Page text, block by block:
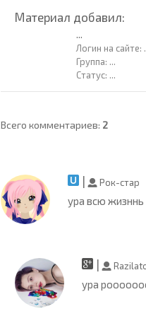
Материал добавил:
...
Логин на сайте:
Группа: ...
Статус: ...
Всего комментариев: 2
Рок-cтар
ура всю
ура